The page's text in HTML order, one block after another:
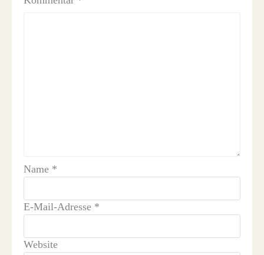
Name *
E-Mail-Adresse *
Website